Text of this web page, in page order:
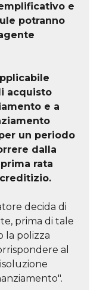
e
potranno
acquisto
e a
un periodo
dalla
rata
decida di
prima di tale
la polizza
al